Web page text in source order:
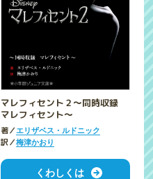
マレフィセント２～同時収録
マレフィセント～
著／エリザベス・ルドニック
訳／梅津かおり
くわしくは